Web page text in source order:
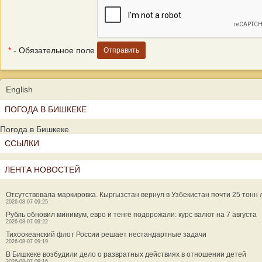
* - Обязательное поле
English
ПОГОДА В БИШКЕКЕ
Погода в Бишкеке
ССЫЛКИ
ЛЕНТА НОВОСТЕЙ
Отсутствовала маркировка. Кыргызстан вернул в Узбекистан почти 25 тонн
2026-08-07 09:25
Рубль обновил минимум, евро и тенге подорожали: курс валют на 7 августа
2026-08-07 09:22
Тихоокеанский флот России решает нестандартные задачи
2026-08-07 09:19
В Бишкеке возбудили дело о развратных действиях в отношении детей